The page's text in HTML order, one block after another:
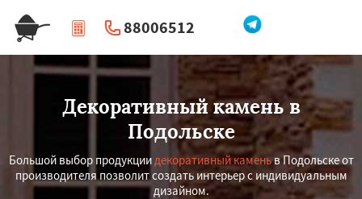
88006512
| Перезвоните мне
Декоративный камень в
Подольске
Большой выбор продукциидекоративный каменьв Подольске от
производителя позволит создать интерьер с индивидуальным
дизайном.